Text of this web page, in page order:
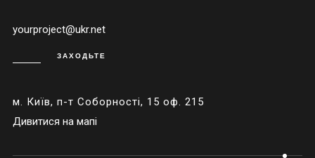
yourproject@ukr.net
ЗАХОДЬТЕ
м. Київ, п-т Соборності, 15 оф. 215
Дивитися на мапі